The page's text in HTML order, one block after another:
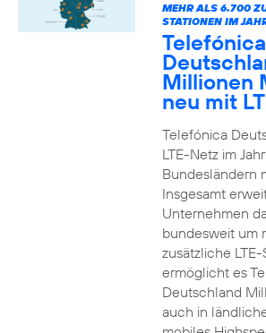
MEHR ALS 6.700
STATIONEN IM
Telefónica
Millionen
neu mit
Telefónica
LTE-Netz im
Bundesländern
Insgesamt
Unternehmen
bundesweit um
zusätzliche
ermöglicht es
Deutschland
auch in